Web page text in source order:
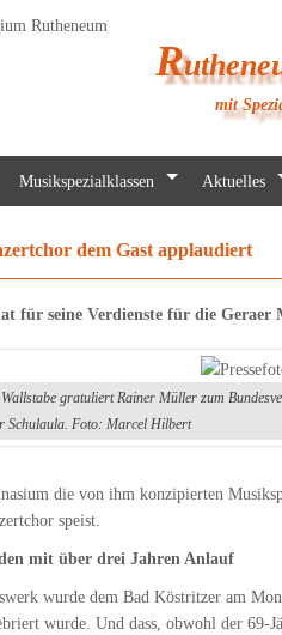
R
mit
Musikspezialklassen Aktuelles
dem Gast applaudiert
für seine Verdienste für die Geraer
gratuliert Rainer Müller zum
Schulaula. Foto: Marcel Hilbert
die von ihm konzipierten
speist.
mit über drei Jahren Anlauf
wurde dem Bad Köstritzer am
wurde. Und dass, obwohl der 69-